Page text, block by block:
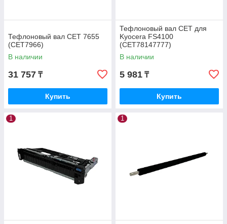
Тефлоновый вал CET 7655
(CET7966)
В наличии
31 757 ₸
Купить
Тефлоновый вал CET для
Kyocera FS4100
(CET78147777)
В наличии
5 981 ₸
Купить
1 1